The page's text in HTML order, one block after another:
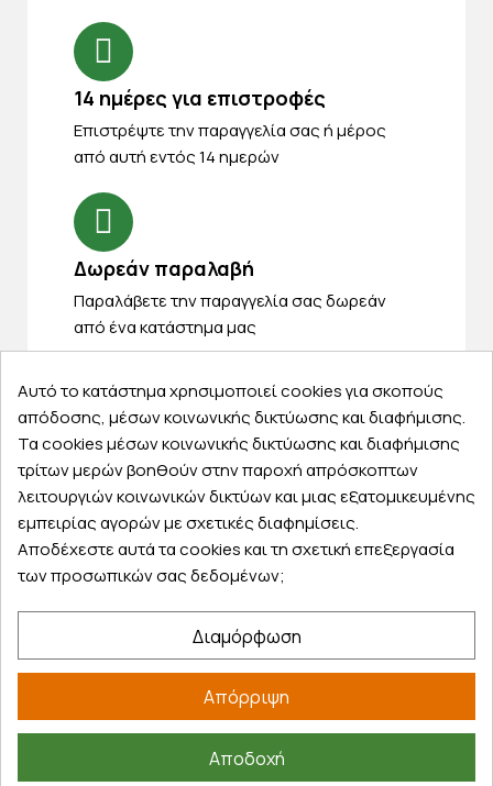
14 ημέρες για επιστροφές
Eπιστρέψτε την παραγγελία σας ή μέρος
από αυτή εντός 14 ημερών
Δωρεάν παραλαβή
Παραλάβετε την παραγγελία σας δωρεάν
από ένα κατάστημα μας
Express αποστολές
Κάντε σήμερα την παραγγελία σας και
παραλάβετε αύριο στην πόρτα σας
Εξυπηρέτηση πελατών
Λογαριασμός
Τρόποι παραγγελίας
Αυτό το κατάστημα χρησιμοποιεί cookies για σκοπούς
απόδοσης, μέσων κοινωνικής δικτύωσης και διαφήμισης.
Τα cookies μέσων κοινωνικής δικτύωσης και διαφήμισης
τρίτων μερών βοηθούν στην παροχή απρόσκοπτων
λειτουργιών κοινωνικών δικτύων και μιας εξατομικευμένης
εμπειρίας αγορών με σχετικές διαφημίσεις.
Αποδέχεστε αυτά τα cookies και τη σχετική επεξεργασία
των προσωπικών σας δεδομένων;
Διαμόρφωση
Απόρριψη
Αποδοχή